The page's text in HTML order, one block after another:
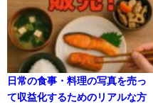
日常の食事・料理の写真を売っ
て収益化するためのリアルな方